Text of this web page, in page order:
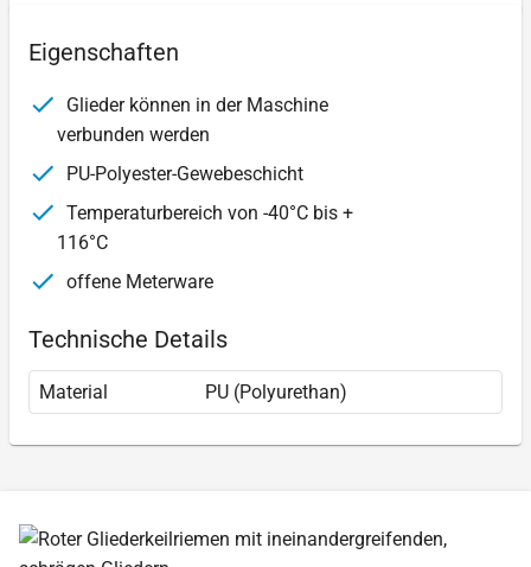
Eigenschaften
Glieder können in der Maschine
verbunden werden
PU-Polyester-Gewebeschicht
Temperaturbereich von -40°C bis +
116°C
offene Meterware
Technische Details
Material PU (Polyurethan)